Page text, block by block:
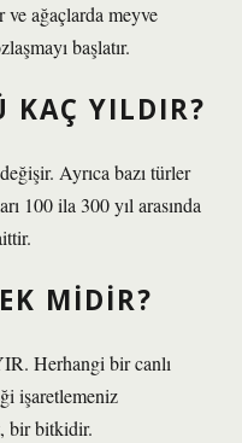
ve ağaçlarda meyve
başlatır.
KAÇ YILDIR?
Ayrıca bazı türler
100 ila 300 yıl arasında
MIDIR?
Herhangi bir canlı
işaretlemeniz
bir bitkidir.